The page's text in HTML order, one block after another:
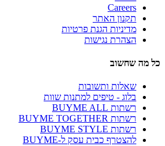
Careers
תקנון האתר
מדיניות הגנת פרטיות
הצהרת נגישות
כל מה שחשוב
שאלות ותשובות
בלוג - טיפים למתנות שוות
רשתות BUYME ALL
רשתות BUYME TOGETHER
רשתות BUYME STYLE
להצטרף כבית עסק ל-BUYME